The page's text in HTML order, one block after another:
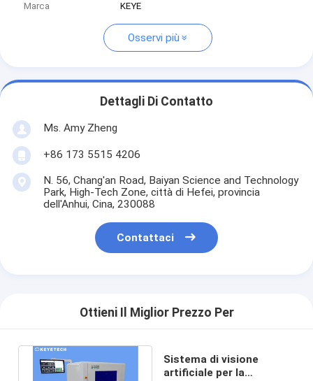
Marca
KEYE
Osservi più
Dettagli Di Contatto
Ms. Amy Zheng
+86 173 5515 4206
N. 56, Chang'an Road, Baiyan Science and Technology
Park, High-Tech Zone, città di Hefei, provincia
dell'Anhui, Cina, 230088
Contattaci
Ottieni Il Miglior Prezzo Per
Sistema di visione
artificiale per la